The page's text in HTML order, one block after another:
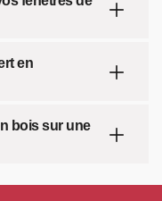
en
bois sur une